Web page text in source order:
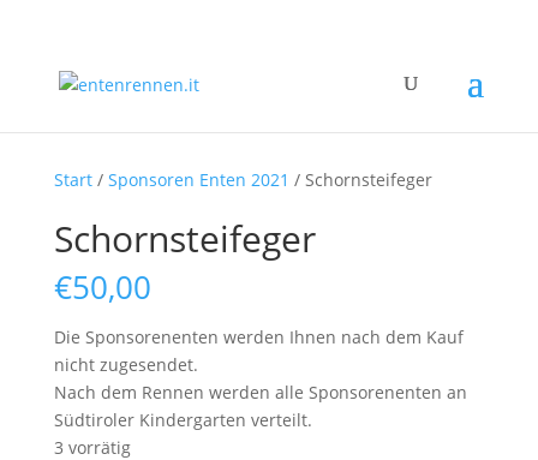
Start/ Sponsoren Enten 2021 / Schornsteifeger
Schornsteifeger
€50,00
Die Sponsorenenten werden Ihnen nach dem Kauf
nicht zugesendet.
Nach dem Rennen werden alle Sponsorenenten an
Südtiroler Kindergarten verteilt.
3 vorrätig